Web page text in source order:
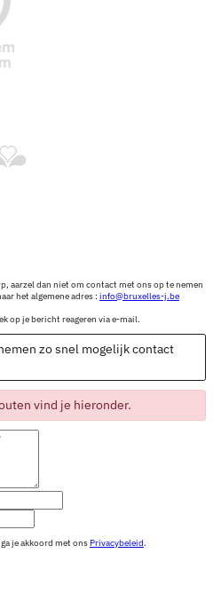
aarzel dan niet om contact met ons op te nemen
het algemene adres : info@bruxelles-j.be
op je bericht reageren via e-mail.
zo snel mogelijk contact
vind je hieronder.
je akkoord met ons Privacybeleid.